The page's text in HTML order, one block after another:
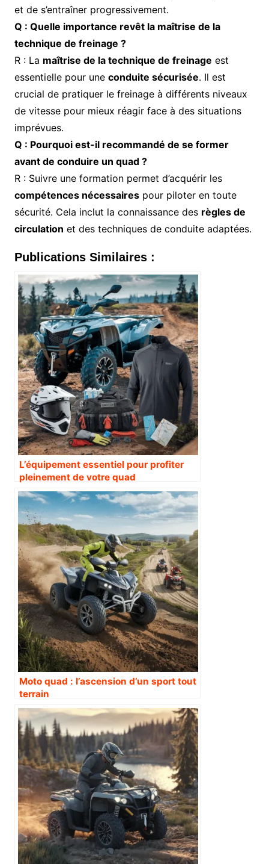
et de s’entraîner progressivement.
Q : Quelle importance revêt la maîtrise de la
technique de freinage ?
R : La maîtrise de la technique de freinage est
essentielle pour une conduite sécurisée. Il est
crucial de pratiquer le freinage à différents niveaux
de vitesse pour mieux réagir face à des situations
imprévues.
Q : Pourquoi est-il recommandé de se former
avant de conduire un quad ?
R : Suivre une formation permet d’acquérir les
compétences nécessairespour piloter en toute
sécurité. Cela inclut la connaissance des règles de
circulation et des techniques de conduite adaptées.
Publications Similaires :
L’équipement essentiel pour profiter
pleinement de votre quad
Moto quad : l’ascension d’un sport tout
terrain